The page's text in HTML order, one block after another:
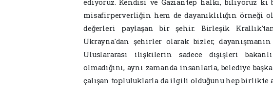
ediyoruz. Kendisi ve Gaziantep halkı, biliyoruz
misafirperverliğin hem de dayanıklılığın örneği
değerleri paylaşan bir şehir. Birleşik
Ukrayna'dan şehirler olarak bizler,
Uluslararası ilişkilerin sadece dışişleri
olmadığını, aynı zamanda insanlarla, belediye
çalışan topluluklarla da ilgili olduğunu hep birlikte